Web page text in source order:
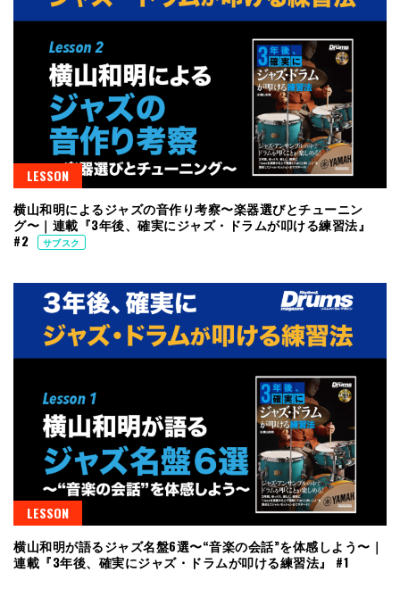
LESSON
横山和明によるジャズの音作り考察〜楽器選びとチューニン
グ〜｜連載『3年後、確実にジャズ・ドラムが叩ける練習法』
#2
サブスク
LESSON
横山和明が語るジャズ名盤6選〜“音楽の会話”を体感しよう〜｜
連載『3年後、確実にジャズ・ドラムが叩ける練習法』 #1